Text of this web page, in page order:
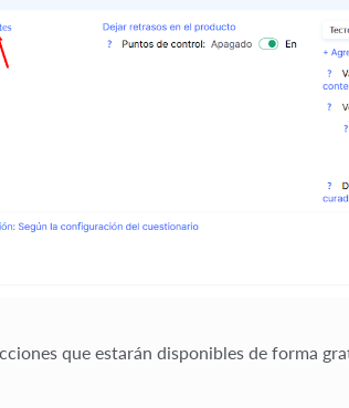
que estarán disponibles de forma